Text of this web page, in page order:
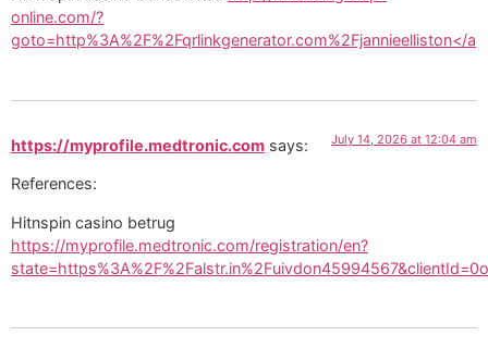
online.com/?
goto=http%3A%2F%2Fqrlinkgenerator.com%2Fjannieelliston</a
https://myprofile.medtronic.com says: July 14, 2026 at 12:04 am
References:
Hitnspin casino betrug
https://myprofile.medtronic.com/registration/en?